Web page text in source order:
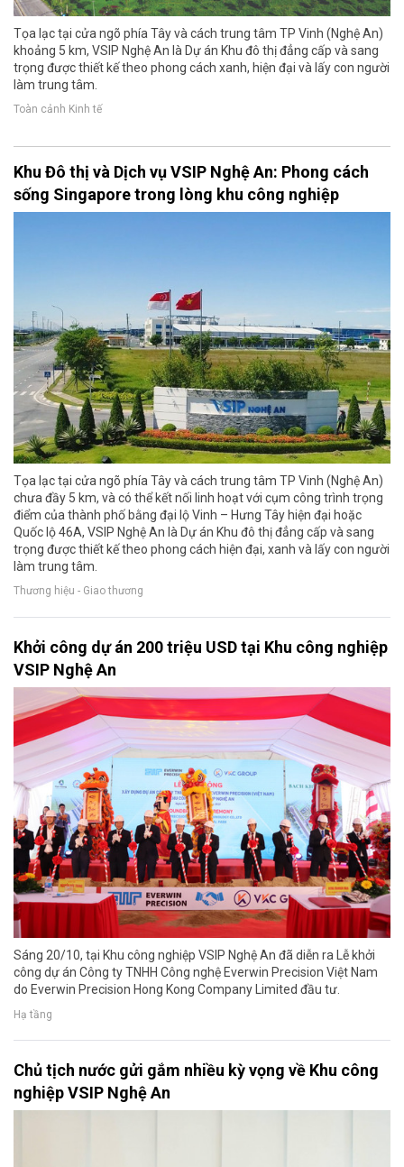
Tọa lạc tại cửa ngõ phía Tây và cách trung tâm TP Vinh (Nghệ An)
khoảng 5 km, VSIP Nghệ An là Dự án Khu đô thị đẳng cấp và sang
trọng được thiết kế theo phong cách xanh, hiện đại và lấy con người
làm trung tâm.
Toàn cảnh Kinh tế
Khu Đô thị và Dịch vụ VSIP Nghệ An: Phong cách
sống Singapore trong lòng khu công nghiệp
Tọa lạc tại cửa ngõ phía Tây và cách trung tâm TP Vinh (Nghệ An)
chưa đầy 5 km, và có thể kết nối linh hoạt với cụm công trình trọng
điểm của thành phố bằng đại lộ Vinh – Hưng Tây hiện đại hoặc
Quốc lộ 46A, VSIP Nghệ An là Dự án Khu đô thị đẳng cấp và sang
trọng được thiết kế theo phong cách hiện đại, xanh và lấy con người
làm trung tâm.
Thương hiệu - Giao thương
Khởi công dự án 200 triệu USD tại Khu công nghiệp
VSIP Nghệ An
Sáng 20/10, tại Khu công nghiệp VSIP Nghệ An đã diễn ra Lễ khởi
công dự án Công ty TNHH Công nghệ Everwin Precision Việt Nam
do Everwin Precision Hong Kong Company Limited đầu tư.
Hạ tầng
Chủ tịch nước gửi gắm nhiều kỳ vọng về Khu công
nghiệp VSIP Nghệ An